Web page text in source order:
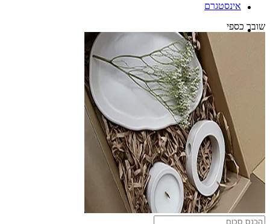
אינסטגרם
שובר כספי